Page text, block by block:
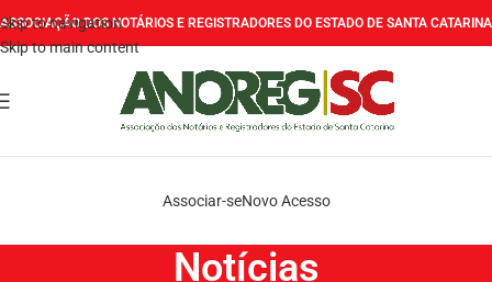
Skip to navigation
Skip to main content
ASSOCIAÇÃO DOS NOTÁRIOS E REGISTRADORES DO ESTADO DE SANTA CATARINA
Associar-seNovo Acesso
Notícias